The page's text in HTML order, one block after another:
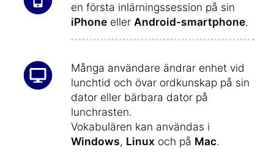
en första inlärningssession på sin
iPhone eller Android-smartphone.
Många användare ändrar enhet vid
lunchtid och övar ordkunskap på sin
dator eller bärbara dator på
lunchrasten.
Vokabulären kan användas i
Windows, Linux och på Mac.